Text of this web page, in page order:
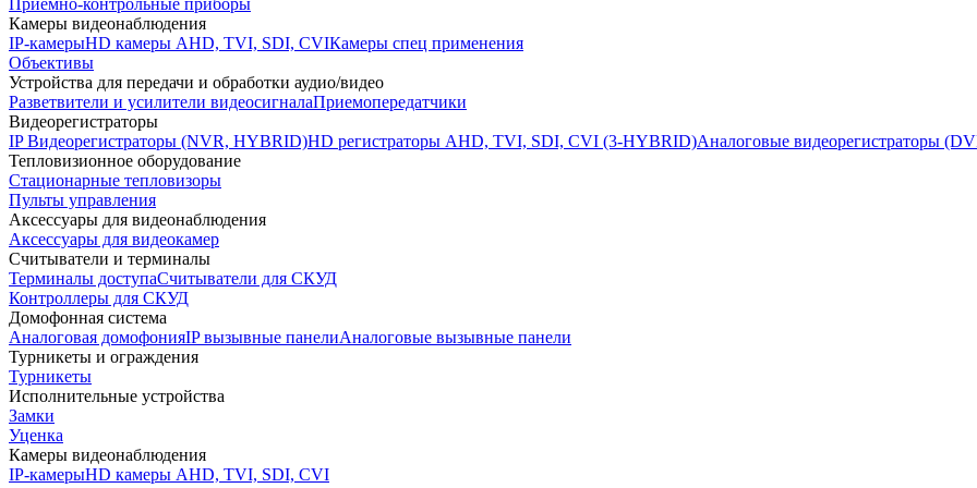
Приемно-контрольные приборы
Камеры видеонаблюдения
IP-камерыHD камеры AHD, TVI, SDI, CVIКамеры спец применения
Объективы
Устройства для передачи и обработки аудио/видео
Разветвители и усилители видеосигналаПриемопередатчики
Видеорегистраторы
IP Видеорегистраторы (NVR, HYBRID)HD регистраторы AHD, TVI, SDI, CVI (3-HYBRID)Аналоговые видеорегистраторы
Тепловизионное оборудование
Стационарные тепловизоры
Пульты управления
Аксессуары для видеонаблюдения
Аксессуары для видеокамер
Считыватели и терминалы
Терминалы доступаСчитыватели для СКУД
Контроллеры для СКУД
Домофонная система
Аналоговая домофонияIP вызывные панелиАналоговые вызывные панели
Турникеты и ограждения
Турникеты
Исполнительные устройства
Замки
Уценка
Камеры видеонаблюдения
IP-камерыHD камеры AHD, TVI, SDI, CVI